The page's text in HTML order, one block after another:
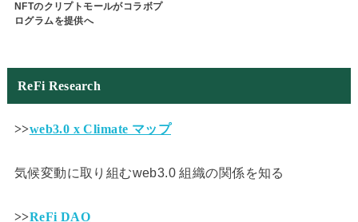
NFTのクリプトモールがコラボプ
ログラムを提供へ
ReFi Research
>>web3.0 x Climate マップ
気候変動に取り組むweb3.0 組織の関係を知る
>>ReFi DAO